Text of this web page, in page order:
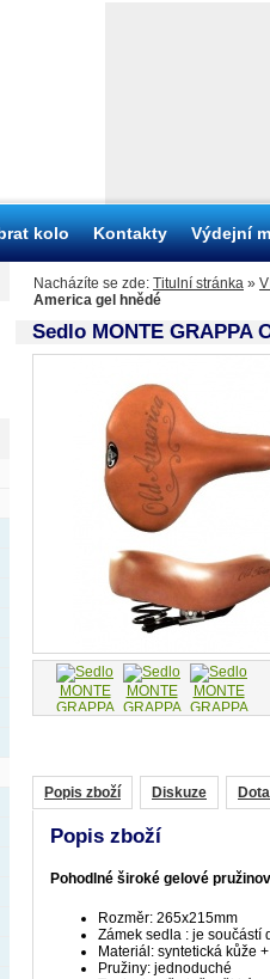
Nacházíte se zde: Titulní stránka »
America gel hnědé
Sedlo MONTE GRAPPA
Popis zboží Diskuze
Popis zboží
Pohodlné široké gelové
Rozměr: 265x215mm
Zámek sedla : je součástí
Materiál: syntetická kůže
Pružiny: jednoduché
kolo Kontakty Výdejní